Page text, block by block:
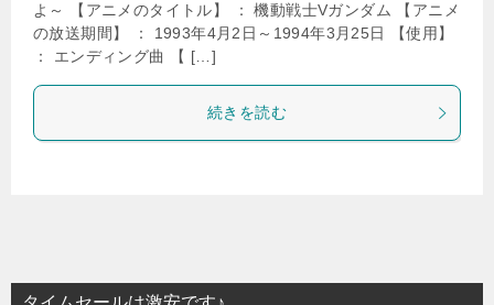
よ～ 【アニメのタイトル】 ： 機動戦士Vガンダム 【アニメ
の放送期間】 ： 1993年4月2日～1994年3月25日 【使用】
： エンディング曲 【 […]
続きを読む